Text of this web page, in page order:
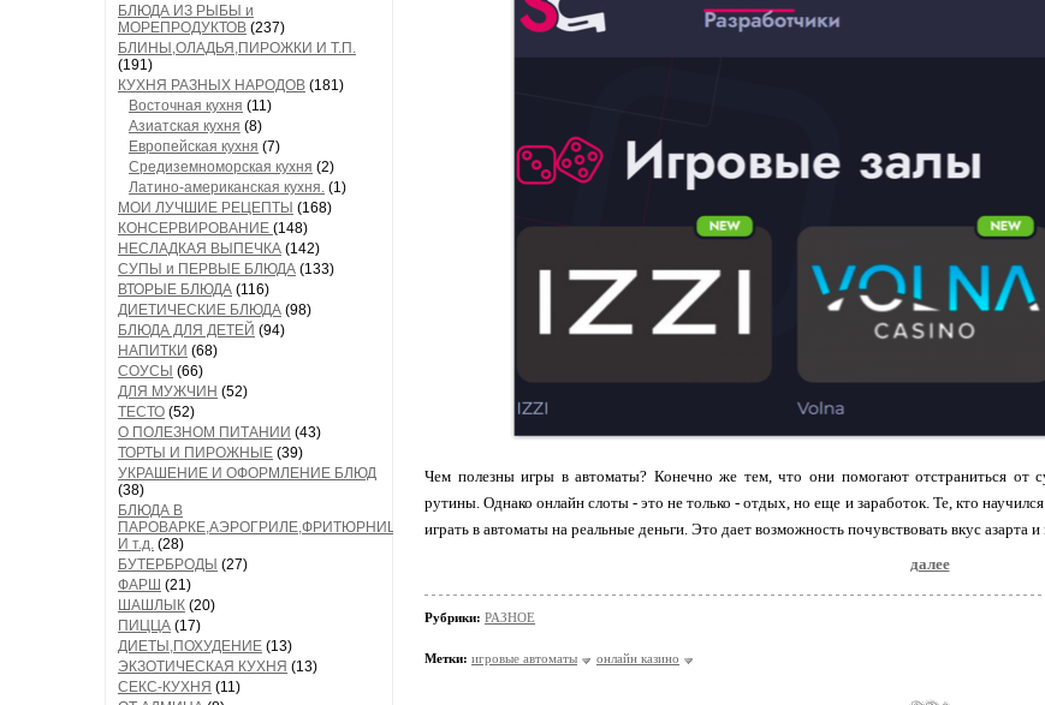
БЛЮДА ИЗ РЫБЫ и
МОРЕПРОДУКТОВ (237)
БЛИНЫ,ОЛАДЬЯ,ПИРОЖКИ И Т.П.
(191)
КУХНЯ РАЗНЫХ НАРОДОВ (181)
Восточная кухня (11)
Азиатская кухня (8)
Европейская кухня (7)
Средиземноморская кухня (2)
Латино-американская кухня. (1)
МОИ ЛУЧШИЕ РЕЦЕПТЫ (168)
КОНСЕРВИРОВАНИЕ (148)
НЕСЛАДКАЯ ВЫПЕЧКА (142)
СУПЫ и ПЕРВЫЕ БЛЮДА (133)
ВТОРЫЕ БЛЮДА (116)
ДИЕТИЧЕСКИЕ БЛЮДА (98)
БЛЮДА ДЛЯ ДЕТЕЙ (94)
НАПИТКИ (68)
СОУСЫ (66)
ДЛЯ МУЖЧИН (52)
ТЕСТО (52)
О ПОЛЕЗНОМ ПИТАНИИ (43)
ТОРТЫ И ПИРОЖНЫЕ (39)
УКРАШЕНИЕ И ОФОРМЛЕНИЕ БЛЮД
(38)
БЛЮДА В
ПАРОВАРКЕ,АЭРОГРИЛЕ,ФРИТЮРНИЦЕ
И т.д. (28)
БУТЕРБРОДЫ (27)
ФАРШ (21)
ШАШЛЫК (20)
ПИЦЦА (17)
ДИЕТЫ,ПОХУДЕНИЕ (13)
ЭКЗОТИЧЕСКАЯ КУХНЯ (13)
СЕКС-КУХНЯ (11)
Чем полезны игры в автоматы? Конечно же тем, что они помогают отстраниться от
рутины. Однако онлайн слоты - это не только - отдых, но еще и заработок. Те, кто
играть в автоматы на реальные деньги. Это дает возможность почувствовать вкус азарта
далее
Рубрики: РАЗНОЕ
Метки: игровые автоматы онлайн казино